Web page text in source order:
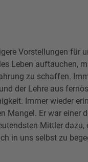
Vorstellungen für
Leben auftauchen,
zu schaffen.
der Lehre aus
Immer wieder
Mangel. Er war einer
Mittler
in uns selbst zu